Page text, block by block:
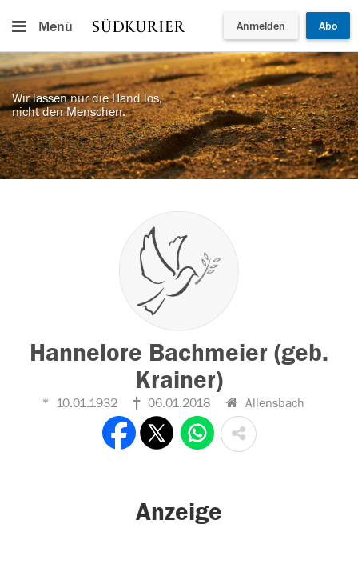
Menü Anmelden Abo
Wir lassen nur die Hand los,
nicht den Menschen.
Hannelore Bachmeier (geb.
Krainer)
10.01.1932 06.01.2018 Allensbach
Anzeige